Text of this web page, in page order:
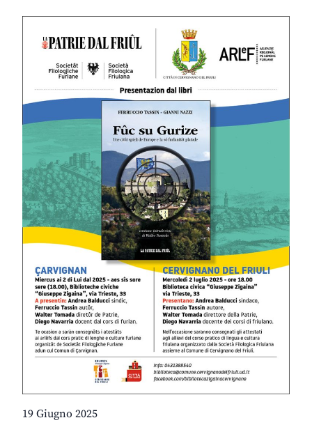
19 Giugno 2025